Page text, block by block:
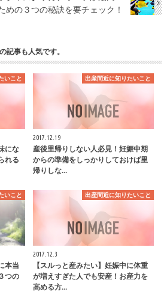
めの３つの秘訣を要チェック！
記事も人気です。
いこと
にな
れる
出産間近に知りたいこと
2017.12.19
産後里帰りしない人必見！妊娠中期
からの準備をしっかりしておけば里
帰りしな…
いこと
本当
つの
出産間近に知りたいこと
2017.12.3
【スルっと産みたい】妊娠中に体重
が増えすぎた人でも安産！お産力を
高める方…